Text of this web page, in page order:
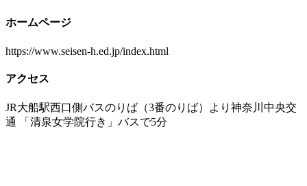
ホームページ
https://www.seisen-h.ed.jp/index.html
アクセス
JR大船駅西口側バスのりば（3番のりば）より神奈川中央交
通 「清泉女学院行き」バスで5分